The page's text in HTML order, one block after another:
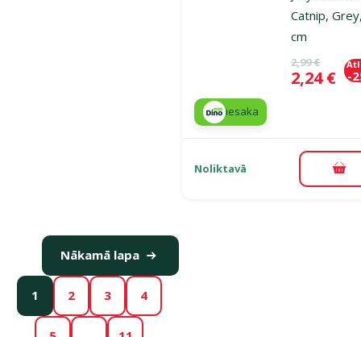
Catnip,
cm
Oriģinālā
2,99 €
Cena
2,24 € -
iesaka
Noliktavā
1 2 3 4
Nākamā lapa